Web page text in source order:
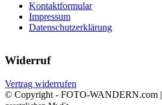
Kontaktformular
Impressum
Datenschutzerklärung
Widerruf
Vertrag widerrufen
© Copyright - FOTO-WANDERN.com |